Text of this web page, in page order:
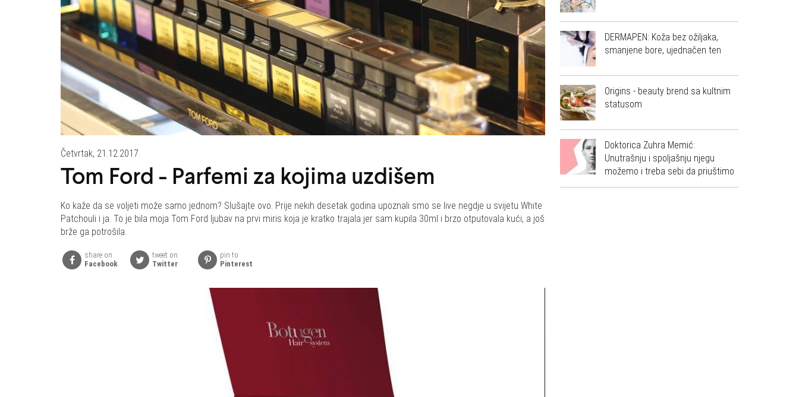
Četvrtak, 21.12.2017.
Tom Ford - Parfemi za kojima uzdišem
Ko kaže da se voljeti može samo jednom? Slušajte ovo. Prije nekih desetak godina upoznali smo se live negdje u svijetu White
Patchouli i ja. To je bila moja Tom Ford ljubav na prvi miris koja je kratko trajala jer sam kupila 30ml i brzo otputovala kući, a još
brže ga potrošila.
share on
Facebook
tweet on
Twitter
pin to
Pinterest
DERMAPEN: Koža bez ožiljaka,
smanjene bore, ujednačen ten
Origins - beauty brend sa kultnim
statusom
Doktorica Zuhra Memić:
Unutrašnju i spoljašnju njegu
možemo i treba sebi da priuštimo